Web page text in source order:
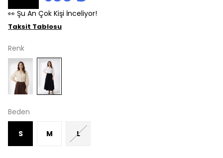
👀 Şu An Çok Kişi İnceliyor!
Taksit Tablosu
Renk
Beden
S M L